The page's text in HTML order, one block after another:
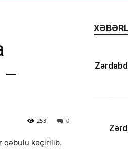
–
0
253
qəbulu keçirilib.